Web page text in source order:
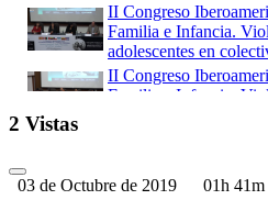
II Congreso
Familia e Infancia.
adolescentes en
II Congreso
Familia e Infancia.
adolescentes en
2 Vistas
03 de Octubre de 2019 01h 41m